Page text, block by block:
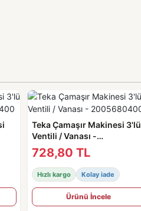
Teka Çamaşır Makinesi 3'lü
Ventili / Vanası -
2005680400
728,80 TL
Hızlı kargo Kolay iade
Ürünü İncele